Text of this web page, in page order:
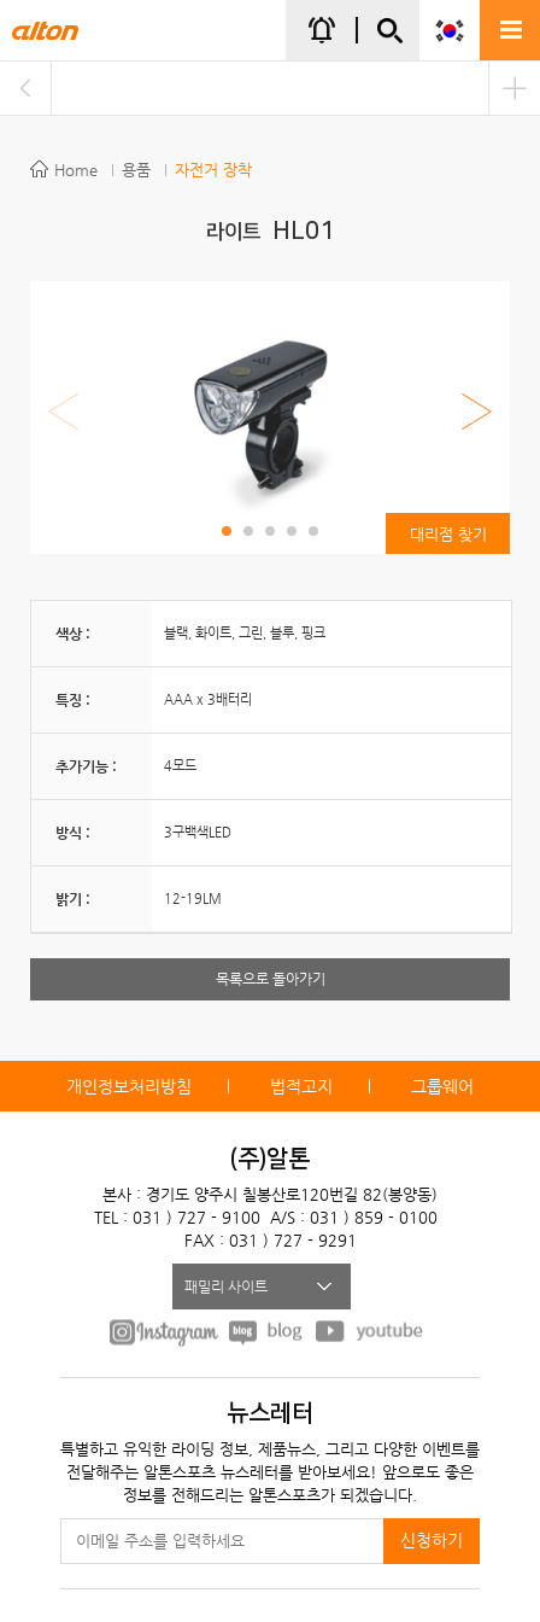
notifications_active
Home 용품 자전거 장착
라이트 HL01
대리점 찾기
색상 : 블랙, 화이트, 그린, 블루, 핑크
특징 : AAA x 3배터리
추가기능 : 4모드
방식 : 3구백색LED
밝기 : 12-19LM
목록으로 돌아가기
개인정보처리방침 법적고지 그룹웨어
(주)알톤
본사 : 경기도 양주시 칠봉산로120번길 82(봉양동)
TEL : 031 ) 727 - 9100
A/S : 031 ) 859 - 0100
FAX : 031 ) 727 - 9291
패밀리 사이트
뉴스레터
특별하고 유익한 라이딩 정보, 제품뉴스, 그리고 다양한 이벤트를
전달해주는 알톤스포츠 뉴스레터를 받아보세요! 앞으로도 좋은
정보를 전해드리는 알톤스포츠가 되겠습니다.
신청하기